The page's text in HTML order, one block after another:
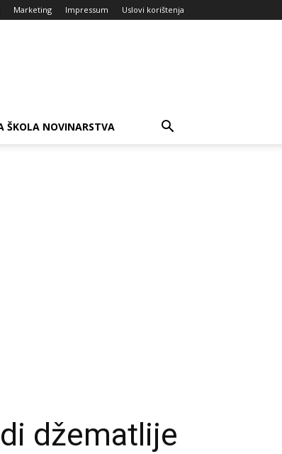
Marketing Impressum Uslovi korištenja
ŠKOLA NOVINARSTVA
džematlije